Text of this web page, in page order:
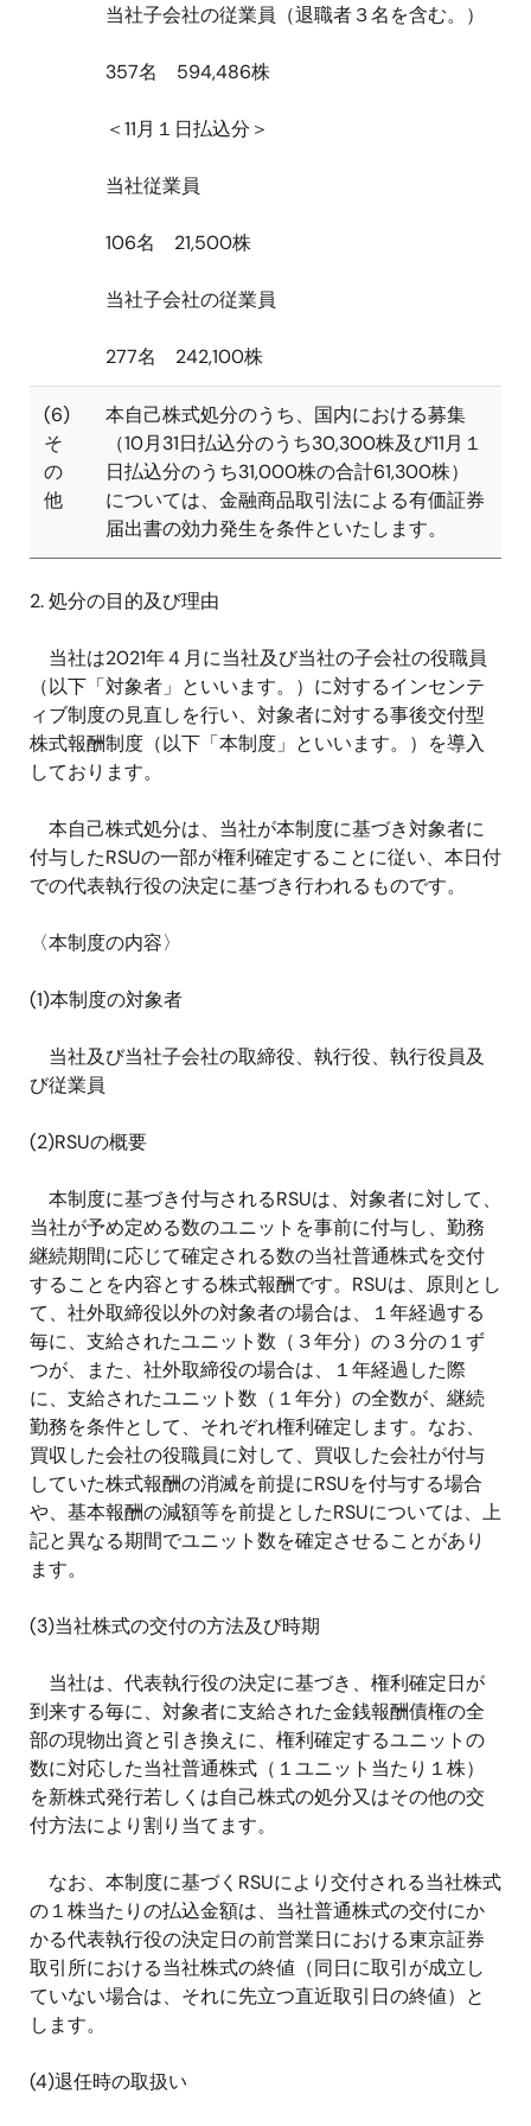
当社子会社の従業員（退職者３名を含む。）
357名 594,486株
＜11月１日払込分＞
当社従業員
106名 21,500株
当社子会社の従業員
277名 242,100株
(6)
そ
の
他
本自己株式処分のうち、国内における募集
（10月31日払込分のうち30,300株及び11月１
日払込分のうち31,000株の合計61,300株）
については、金融商品取引法による有価証券
届出書の効力発生を条件といたします。
2.処分の目的及び理由
当社は2021年４月に当社及び当社の子会社の役職員
（以下「対象者」といいます。）に対するインセンテ
ィブ制度の見直しを行い、対象者に対する事後交付型
株式報酬制度（以下「本制度」といいます。）を導入
しております。
本自己株式処分は、当社が本制度に基づき対象者に
付与したRSUの一部が権利確定することに従い、本日付
での代表執行役の決定に基づき行われるものです。
〈本制度の内容〉
(1)本制度の対象者
当社及び当社子会社の取締役、執行役、執行役員及
び従業員
(2)RSUの概要
本制度に基づき付与されるRSUは、対象者に対して、
当社が予め定める数のユニットを事前に付与し、勤務
継続期間に応じて確定される数の当社普通株式を交付
することを内容とする株式報酬です。 RSUは、原則とし
て、社外取締役以外の対象者の場合は、１年経過する
毎に、支給されたユニット数（３年分）の３分の１ず
つが、また、社外取締役の場合は、１年経過した際
に、支給されたユニット数（１年分）の全数が、継続
勤務を条件として、それぞれ権利確定します。なお、
買収した会社の役職員に対して、買収した会社が付与
していた株式報酬の消滅を前提にRSUを付与する場合
や、基本報酬の減額等を前提としたRSUについては、上
記と異なる期間でユニット数を確定させることがあり
ます。
(3)当社株式の交付の方法及び時期
当社は、代表執行役の決定に基づき、権利確定日が
到来する毎に、対象者に支給された金銭報酬債権の全
部の現物出資と引き換えに、権利確定するユニットの
数に対応した当社普通株式（１ユニット当たり１株）
を新株式発行若しくは自己株式の処分又はその他の交
付方法により割り当てます。
なお、本制度に基づく RSUにより交付される当社株式
の１株当たりの払込金額は、当社普通株式の交付にか
かる代表執行役の決定日の前営業日における東京証券
取引所における当社株式の終値（同日に取引が成立し
ていない場合は、それに先立つ直近取引日の終値）と
します。
(4)退任時の取扱い